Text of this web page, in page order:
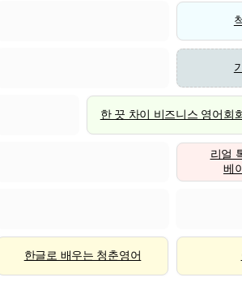
한 끗 차이 비즈니스 영어회
리얼
베
한글로 배우는 청춘영어